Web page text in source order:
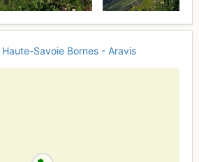
Haute-Savoie Bornes - Aravis